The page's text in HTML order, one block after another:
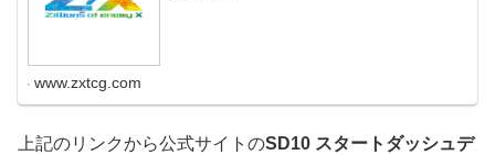
www.zxtcg.com
上記のリンクから公式サイトのSD10 スタートダッシュデ